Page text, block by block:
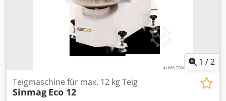
1 /2
Teigmaschine für max. 12 kg Teig
Sinmag Eco 12